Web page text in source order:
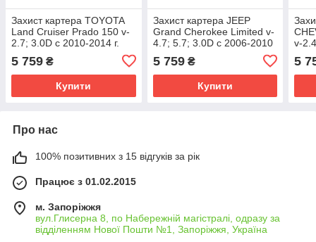
Захист картера TOYOTA
Land Cruiser Prado 150 v-
2.7; 3.0D c 2010-2014 г.
5 759 ₴
Купити
Захист картера JEEP
Grand Cherokee Limited v-
4.7; 5.7; 3.0D c 2006-2010
5 759₴
Купити
v-
5
Про нас
100% позитивних з 15 відгуків за рік
Працює з 01.02.2015
м. Запоріжжя
вул.Глисерна 8, по Набережній магістралі, одразу за
відділенням Нової Пошти №1, Запоріжжя, Україна